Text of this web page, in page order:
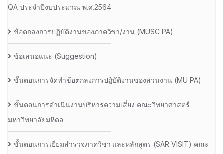
QA ประจำปีงบประมาณ พ.ศ.2564
ข้อตกลงการปฏิบัติงานของภาควิชา/งาน (MUSC PA)
ข้อเสนอแนะ (Suggestion)
ขั้นตอนการจัดทำข้อตกลงการปฏิบัติงานของส่วนงาน (MU PA)
ขั้นตอนการดำเนินงานบริหารความเสี่ยง คณะวิทยาศาสตร์
มหาวิทยาลัยมหิดล
ขั้นตอนการเยี่ยมสำรวจภาควิชา และหลักสูตร (SAR VISIT) คณะ